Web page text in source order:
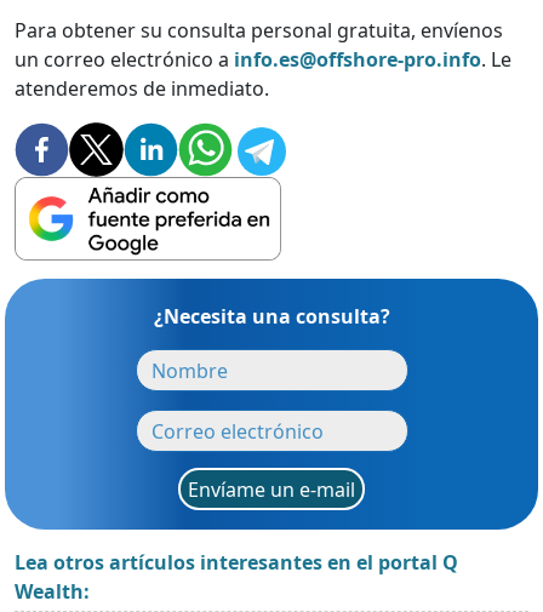
Para obtener su consulta personal gratuita, envíenos
un correo electrónico a info.es@offshore-pro.info. Le
atenderemos de inmediato.
¿Necesita una consulta?
Envíame un e-mail
Lea otros artículos interesantes en el portal Q
Wealth: